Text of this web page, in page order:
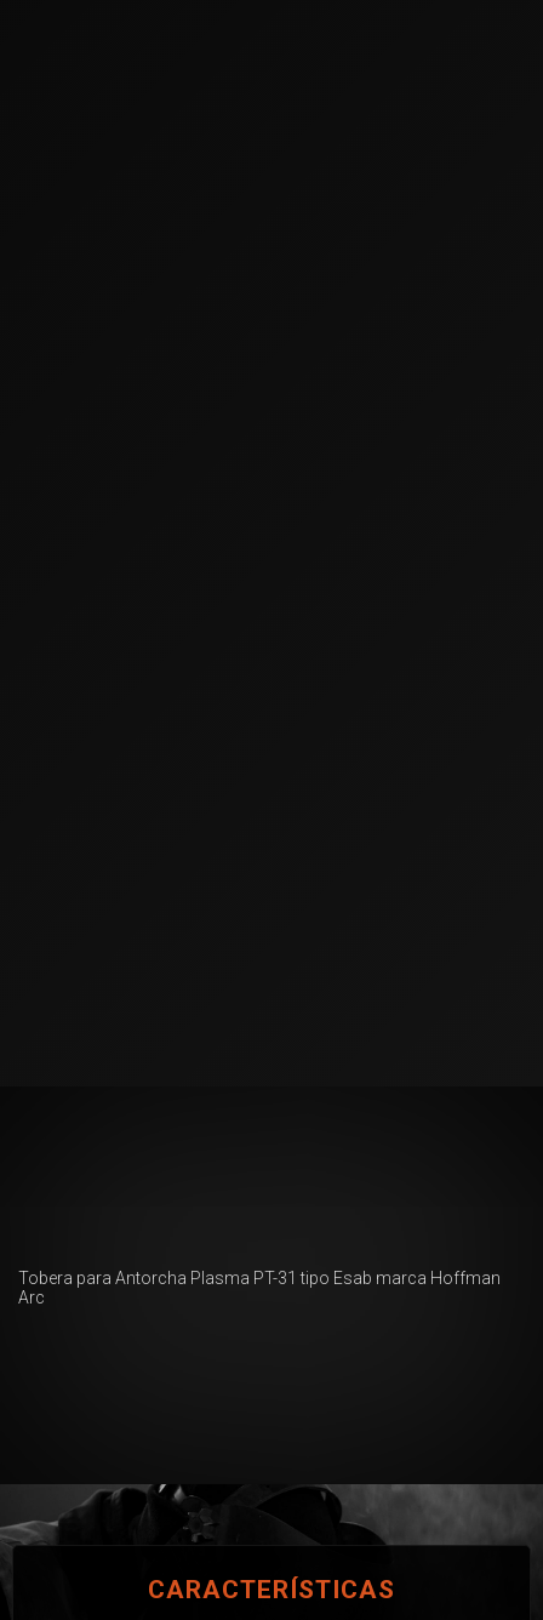
Tobera para Antorcha Plasma PT-31 tipo Esab marca Hoffman
Arc
CARACTERÍSTICAS